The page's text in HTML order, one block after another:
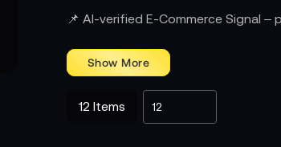
Warum diese Marken für
HPRC bringt die Stabilität seiner
ORCA überzeugt mit smarter
PortaBrace ist der Klassiker im
📌 AI-verified E-Commerce Signal –
12 Items